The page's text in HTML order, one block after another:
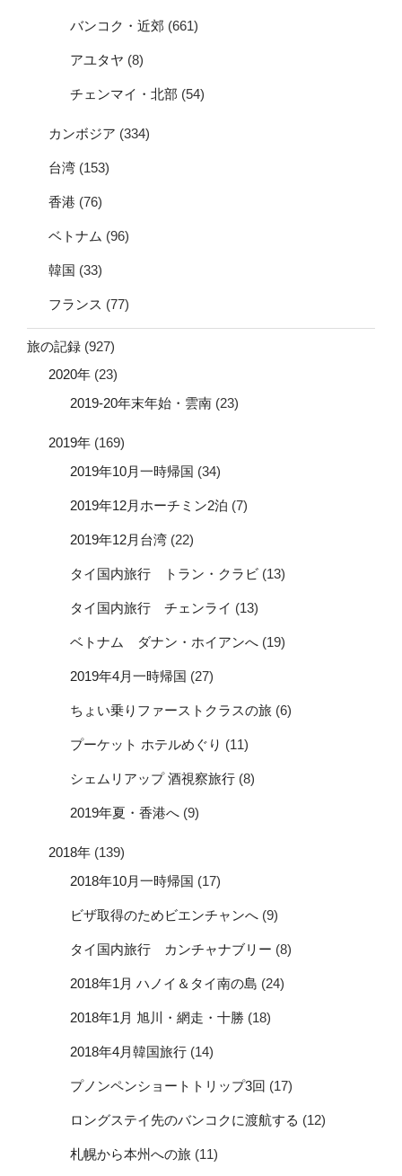
バンコク・近郊 (661)
アユタヤ (8)
チェンマイ・北部 (54)
カンボジア (334)
台湾 (153)
香港 (76)
ベトナム (96)
韓国 (33)
フランス (77)
旅の記録 (927)
2020年 (23)
2019-20年末年始・雲南 (23)
2019年 (169)
2019年10月一時帰国 (34)
2019年12月ホーチミン2泊 (7)
2019年12月台湾 (22)
タイ国内旅行 トラン・クラビ (13)
タイ国内旅行 チェンライ (13)
ベトナム ダナン・ホイアンへ (19)
2019年4月一時帰国 (27)
ちょい乗りファーストクラスの旅 (6)
プーケット ホテルめぐり (11)
シェムリアップ 酒視察旅行 (8)
2019年夏・香港へ (9)
2018年 (139)
2018年10月一時帰国 (17)
ビザ取得のためビエンチャンへ (9)
タイ国内旅行 カンチャナブリー (8)
2018年1月 ハノイ＆タイ南の島 (24)
2018年1月 旭川・網走・十勝 (18)
2018年4月韓国旅行 (14)
プノンペンショートトリップ3回 (17)
ロングステイ先のバンコクに渡航する (12)
札幌から本州への旅 (11)